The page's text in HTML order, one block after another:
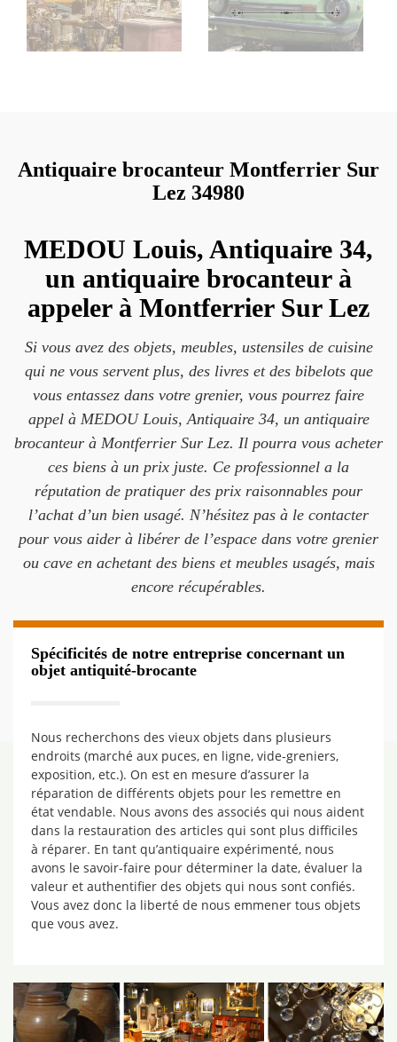
Antiquaire brocanteur Montferrier Sur
Lez 34980
MEDOU Louis, Antiquaire 34,
un antiquaire brocanteur à
appeler à Montferrier Sur Lez
Si vous avez des objets, meubles, ustensiles de cuisine
qui ne vous servent plus, des livres et des bibelots que
vous entassez dans votre grenier, vous pourrez faire
appel à MEDOU Louis, Antiquaire 34, un antiquaire
brocanteur à Montferrier Sur Lez. Il pourra vous acheter
ces biens à un prix juste. Ce professionnel a la
réputation de pratiquer des prix raisonnables pour
l’achat d’un bien usagé. N’hésitez pas à le contacter
pour vous aider à libérer de l’espace dans votre grenier
ou cave en achetant des biens et meubles usagés, mais
encore récupérables.
Spécificités de notre entreprise concernant un
objet antiquité-brocante
Nous recherchons des vieux objets dans plusieurs
endroits (marché aux puces, en ligne, vide-greniers,
exposition, etc.). On est en mesure d’assurer la
réparation de différents objets pour les remettre en
état vendable. Nous avons des associés qui nous aident
dans la restauration des articles qui sont plus difficiles
à réparer. En tant qu’antiquaire expérimenté, nous
avons le savoir-faire pour déterminer la date, évaluer la
valeur et authentifier des objets qui nous sont confiés.
Vous avez donc la liberté de nous emmener tous objets
que vous avez.